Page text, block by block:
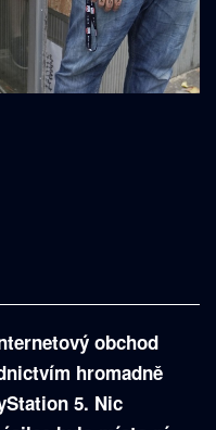
obchod
hromadně
5. Nic